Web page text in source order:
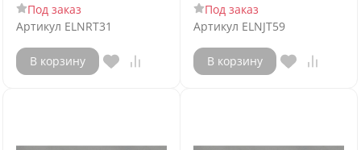
Под заказ
Артикул ELNRT31
В корзину
Под заказ
Артикул ELNJT59
В корзину